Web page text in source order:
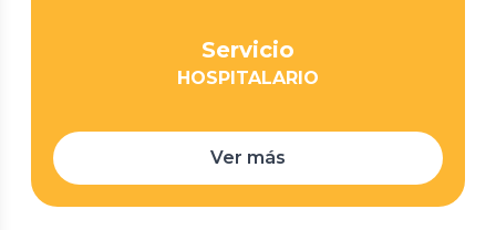
Servicio
HOSPITALARIO
Ver más